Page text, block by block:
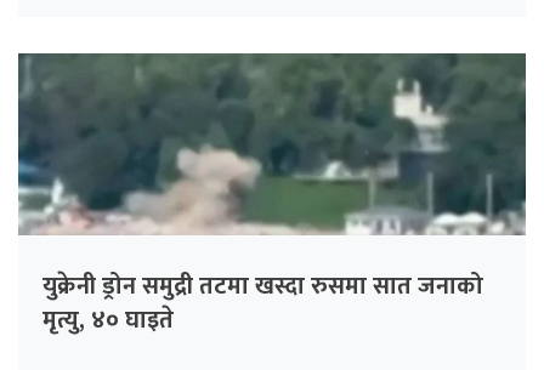
युक्रेनी ड्रोन समुद्री तटमा खस्दा रुसमा सात जनाको
मृत्यु, ४० घाइते